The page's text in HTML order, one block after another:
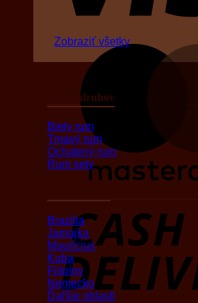
Zobraziť všetky
Podľa druhov
Biely rum
Tmavý rum
Ochutený rum
Rum sety
Brazília
Jamajka
Maurícius
Kuba
Filipíny
Nemecko
Ďaľšie oblasti